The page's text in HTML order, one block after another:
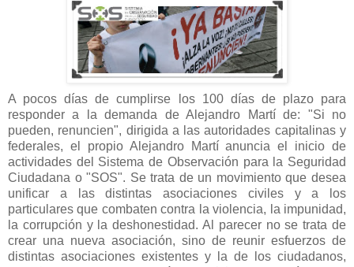
A pocos días de cumplirse los 100 días de plazo para
responder a la demanda de Alejandro Martí de: "Si no
pueden, renuncien", dirigida a las autoridades capitalinas y
federales, el propio Alejandro Martí anuncia el inicio de
actividades del Sistema de Observación para la Seguridad
Ciudadana o "SOS". Se trata de un movimiento que desea
unificar a las distintas asociaciones civiles y a los
particulares que combaten contra la violencia, la impunidad,
la corrupción y la deshonestidad. Al parecer no se trata de
crear una nueva asociación, sino de reunir esfuerzos de
distintas asociaciones existentes y la de los ciudadanos,